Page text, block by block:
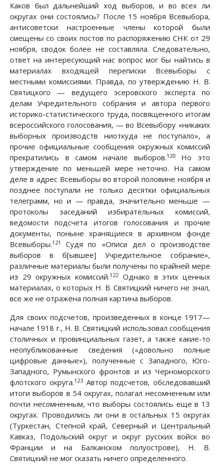
Каков был дальнейший ход выборов, и во всех ли
округах они состоялись? После 15 ноября Всевыбора,
антисоветски настроенные члены которой были
смещены со своих постов по распоряжению СНК от 29
ноября, сводок более не составляла. Следовательно,
ответ на интересующий нас вопрос мог бы найтись в
материалах входящей переписки Всевыборы с
местными комиссиями. Правда, по утверждению Н. В.
Святицкого — ведущего эсеровского эксперта по
делам Учредительного собрания и автора первого
историко-статистического труда, посвященного итогам
всероссийского голосования, — во Всевыбору «никаких
выборных производств ниоткуда не поступало», а
прочие официальные сообщения окружных комиссий
прекратились в самом начале выборов.120Но это
утверждение по меньшей мере неточно. На самом
деле в адрес Всевыборы во второй половине ноября и
позднее поступали не только десятки официальных
телеграмм, но и — правда, значительно меньше —
протоколы заседаний избирательных комиссий,
ведомости подсчета итогов голосования и прочие
документы, поныне хранящиеся в архивном фонде
Всевыборы.121
Судя по «Описи дел о производстве
выборов в б[ывшее] Учредительное собрание»,
различные материалы были получены по крайней мере
из 29 окружных комиссий.122Однако в этих ценных
материалах, о которых Н. В. Святицкий ничего не знал,
все же не отражена полная картина выборов.
Для своих подсчетов, произведенных в конце 1917—
начале 1918 г., Н. В. Святицкий использовал сообщения
столичных и провинциальных газет, а также какие-то
неопубликованные сведения («довольно полные
цифровые данные»), полученные с Западного, Юго-
Западного, Румынского фронтов и из Черноморского
флотского округа.123Автор подсчетов, обследовавший
итоги выборов в 54 округах, полагал несомненным или
почти несомненным, что выборы состоялись еще в 13
округах. Проводились ли они в остальных 15 округах
(Туркестан, Степной край, Северный и Центральный
Кавказ, Подольский округ и округ русских войск во
Франции и на Балканском полуострове), Н. В.
Святицкий не мог сказать ничего определенного.